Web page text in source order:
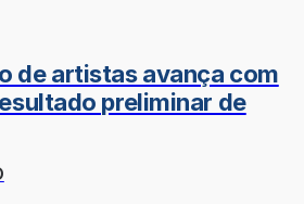
de artistas avança com
preliminar de